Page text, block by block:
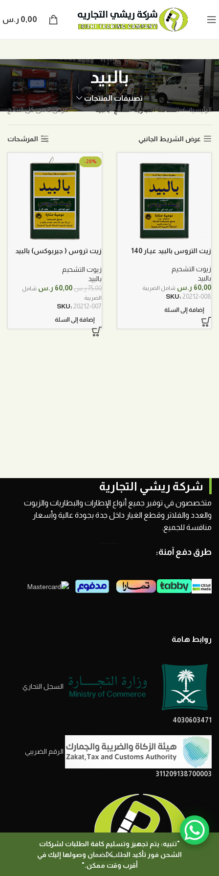
"تنبيه: يتم تجهيز وتسليم كافة الطلبات لشركات
الشحن فور تأكيد الطلب، لضمان وصولها إليك في
أقرب وقت ممكن."
0,00 ر.س
بالبيد
تصنيفات المنتجات
الرئيسية العلامة التجارية المنتج بالبيد عرض ⁦2⁩ من كل النتائج
عرض الشريط الجانبي المرشحات
زيت التروس بالبيد عيـار 140
زيوت التشحيم
بالبيد
60,00 ر.س شامل الضريبة
SKU: 20212-008
إضافة إلى السلة
-20%
زيت تروس ( جيربوكس) بالبيد
زيوت التشحيم
بالبيد
75,00ر.س السعر
هو:
60,00 ر.س السعر
شامل
الضريبة
SKU: 20212-007
إضافة إلى السلة
شركة ريشي التجارية
متخصصون في توفير جميع أنواع الإطارات والبطاريات والزيوت
والعدد والفلاتر وقطع الغيار داخل جدة بجودة عالية وأسعار
منافسة للجميع.
طرق دفع آمنة:
روابط هامة
السجل التحاري
4030603471
الرقم الضريبي
311209138700003